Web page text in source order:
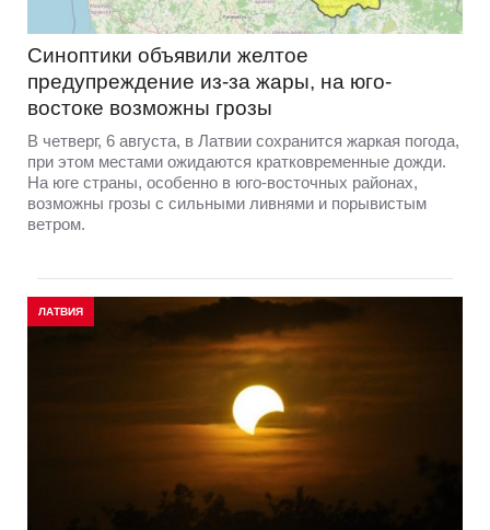
Синоптики объявили желтое
предупреждение из-за жары, на юго-
востоке возможны грозы
В четверг, 6 августа, в Латвии сохранится жаркая погода,
при этом местами ожидаются кратковременные дожди.
На юге страны, особенно в юго-восточных районах,
возможны грозы с сильными ливнями и порывистым
ветром.
ЛАТВИЯ